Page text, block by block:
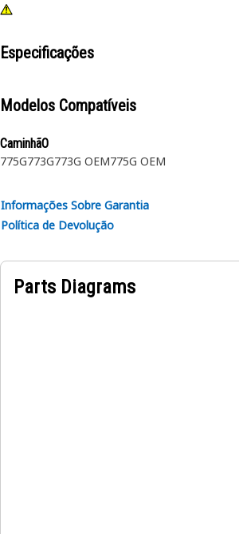
Especificações
Modelos Compatíveis
CaminhãO
775G773G773G OEM775G OEM
Informações Sobre Garantia
Política de Devolução
Parts Diagrams